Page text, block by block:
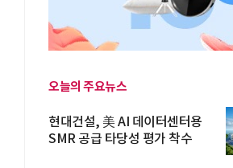
오늘의 주요뉴스
현대건설, 美 AI 데이터센터용
SMR 공급 타당성 평가 착수